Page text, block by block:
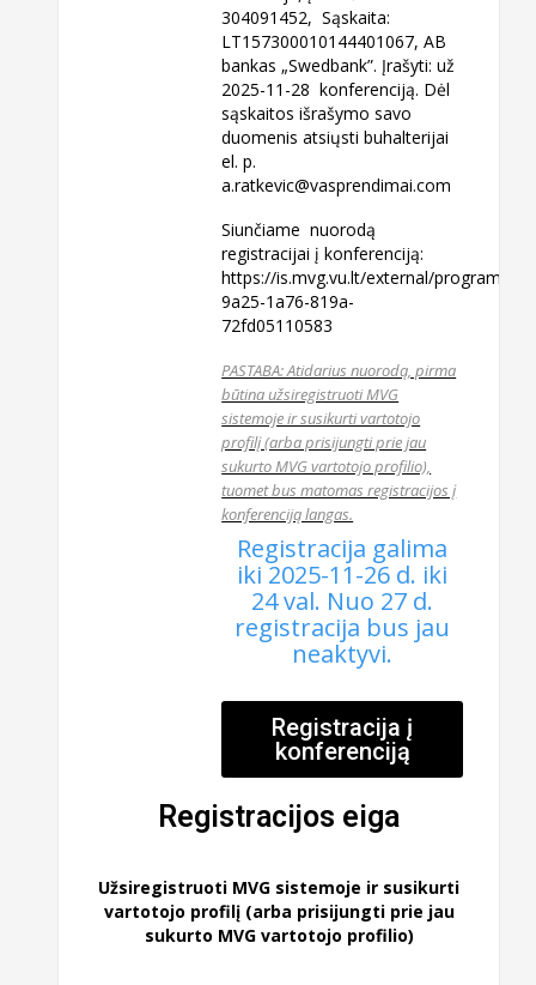
304091452, Sąskaita:
LT157300010144401067, AB
bankas „Swedbank”. Įrašyti: už
2025-11-28 konferenciją. Dėl
sąskaitos išrašymo savo
duomenis atsiųsti buhalterijai
el. p.
a.ratkevic@vasprendimai.com
Siunčiame nuorodą
registracijai į konferenciją:
https://is.mvg.vu.lt/external/program/
9a25-1a76-819a-
72fd05110583
PASTABA: Atidarius nuorodą, pirma
būtina užsiregistruoti MVG
sistemoje ir susikurti vartotojo
profilį (arba prisijungti prie jau
sukurto MVG vartotojo profilio),
tuomet bus matomas registracijos į
konferenciją langas.
Registracija galima
iki 2025-11-26 d. iki
24 val. Nuo 27 d.
registracija bus jau
neaktyvi.
Registracija į
konferenciją
Registracijos eiga
Užsiregistruoti MVG sistemoje ir susikurti
vartotojo profilį (arba prisijungti prie jau
sukurto MVG vartotojo profilio)